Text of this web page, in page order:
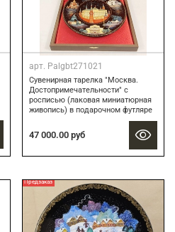
арт. Palgbt271021
Сувенирная тарелка "Москва.
Достопримечательности" с
росписью (лаковая миниатюрная
живопись) в подарочном футляре
47 000.00 руб
Предзаказ